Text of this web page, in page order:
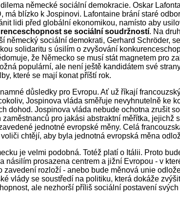
německé sociální demokracie. Oskar
má blízko k Jospinovi. Lafontaine brání staré
lidi před globální ekonomikou, namísto aby
se sociální soudržností. Na
německý sociální demokrati, Gerhard Schröder,
solidaritu s úsilím o zvyšování
že Německo se musí stát magnetem pro
populární, ale není ještě kandidátem své
které se mají konat příští rok.
důsledky pro Evropu. Ať už říkají
Jospinova vláda směřuje nevyhnutelně ke
dohod. Jospinova vláda nebude ochotna zrušit
zaměstnanců pro jakási abstraktní měřítka, jejichž
jednotné evropské měny. Celá
chtějí, aby byla jednotná evropská měna
je velmi podobná. Totéž platí o Itálii. Proto
násilím prosazena centrem a jižní Evropou - v
zavedení rozloží - anebo bude měnová unie
vlády se soustředí na politiku, která dokáže
ale nezhorší příliš sociální postavení svých